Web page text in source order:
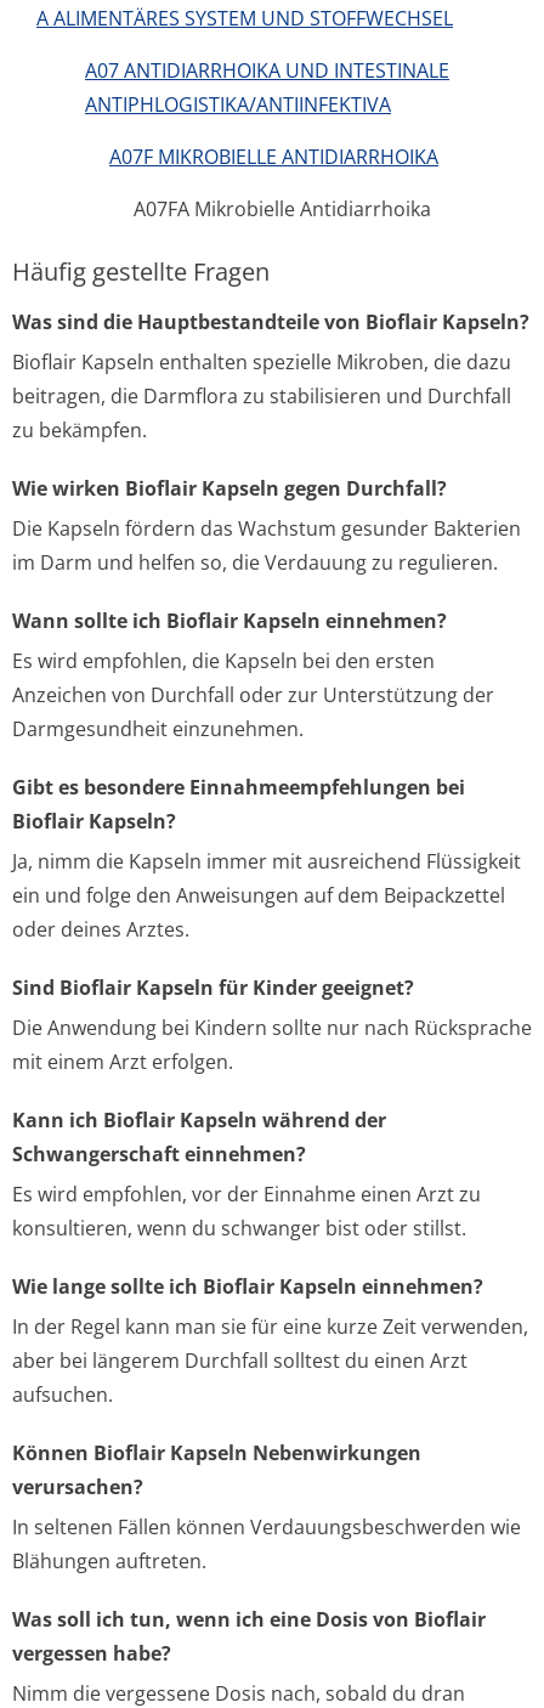
A ALIMENTÄRES SYSTEM UND STOFFWECHSEL
A07 ANTIDIARRHOIKA UND INTESTINALE
ANTIPHLOGISTIKA/ANTIINFEKTIVA
A07F MIKROBIELLE ANTIDIARRHOIKA
A07FA Mikrobielle Antidiarrhoika
Häufig gestellte Fragen
Was sind die Hauptbestandteile von Bioflair Kapseln?
Bioflair Kapseln enthalten spezielle Mikroben, die dazu
beitragen, die Darmflora zu stabilisieren und Durchfall
zu bekämpfen.
Wie wirken Bioflair Kapseln gegen Durchfall?
Die Kapseln fördern das Wachstum gesunder Bakterien
im Darm und helfen so, die Verdauung zu regulieren.
Wann sollte ich Bioflair Kapseln einnehmen?
Es wird empfohlen, die Kapseln bei den ersten
Anzeichen von Durchfall oder zur Unterstützung der
Darmgesundheit einzunehmen.
Gibt es besondere Einnahmeempfehlungen bei
Bioflair Kapseln?
Ja, nimm die Kapseln immer mit ausreichend Flüssigkeit
ein und folge den Anweisungen auf dem Beipackzettel
oder deines Arztes.
Sind Bioflair Kapseln für Kinder geeignet?
Die Anwendung bei Kindern sollte nur nach Rücksprache
mit einem Arzt erfolgen.
Kann ich Bioflair Kapseln während der
Schwangerschaft einnehmen?
Es wird empfohlen, vor der Einnahme einen Arzt zu
konsultieren, wenn du schwanger bist oder stillst.
Wie lange sollte ich Bioflair Kapseln einnehmen?
In der Regel kann man sie für eine kurze Zeit verwenden,
aber bei längerem Durchfall solltest du einen Arzt
aufsuchen.
Können Bioflair Kapseln Nebenwirkungen
verursachen?
In seltenen Fällen können Verdauungsbeschwerden wie
Blähungen auftreten.
Was soll ich tun, wenn ich eine Dosis von Bioflair
vergessen habe?
Nimm die vergessene Dosis nach, sobald du dran